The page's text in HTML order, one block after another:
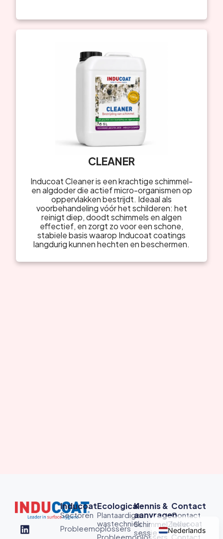
CLEANER
Inducoat Cleaner is een krachtige schimmel-
en algdoder die actief micro-organismen op
oppervlakken bestrijdt. Ideaal als
voorbehandeling vóór het schilderen: het
reinigt diep, doodt schimmels en algen
effectief, en zorgt zo voor een schone,
stabiele basis waarop Inducoat coatings
langdurig kunnen hechten en beschermen.
Inducoat
Sectoren
Probleemoplossers
Ecological
Plantaardige
wastechniek
Probleemoplossers
Kennis &
aanvragen
SchimmelZeker-
sessie
Contact
Contact
Inducoat
Contact
Nederlands